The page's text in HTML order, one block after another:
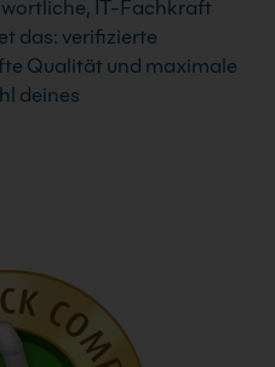
IT-Fachkraft
das: verifizierte
Qualität und maximale
deines